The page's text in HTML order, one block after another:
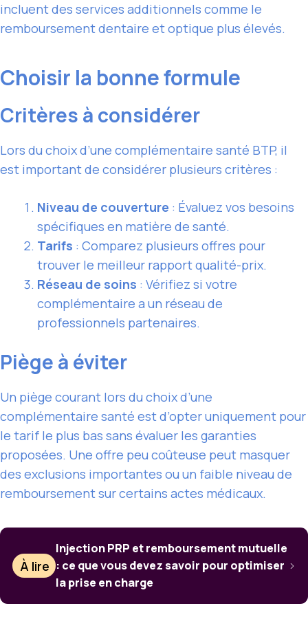
incluent des services additionnels comme le
remboursement dentaire et optique plus élevés.
Choisir la bonne formule
Critères à considérer
Lors du choix d’une complémentaire santé BTP, il
est important de considérer plusieurs critères :
Niveau de couverture : Évaluez vos besoins
spécifiques en matière de santé.
Tarifs : Comparez plusieurs offres pour
trouver le meilleur rapport qualité-prix.
Réseau de soins : Vérifiez si votre
complémentaire a un réseau de
professionnels partenaires.
Piège à éviter
Un piège courant lors du choix d’une
complémentaire santé est d’opter uniquement pour
le tarif le plus bas sans évaluer les garanties
proposées. Une offre peu coûteuse peut masquer
des exclusions importantes ou un faible niveau de
remboursement sur certains actes médicaux.
À lire
Injection PRP et remboursement mutuelle
: ce que vous devez savoir pour optimiser
la prise en charge